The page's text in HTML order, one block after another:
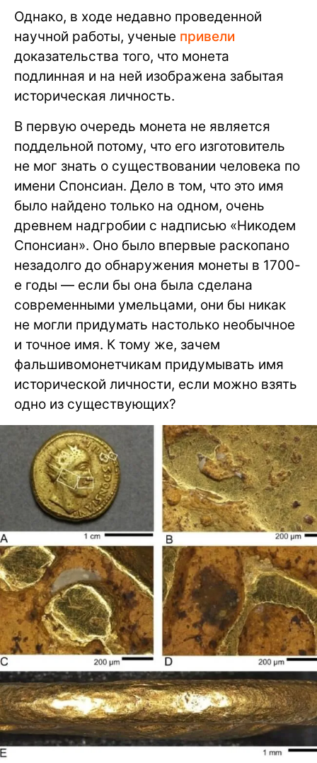
Однако, в ходе недавно проведенной
научной работы, ученые привели
доказательства того, что монета
подлинная и на ней изображена забытая
историческая личность.
В первую очередь монета не является
поддельной потому, что его изготовитель
не мог знать о существовании человека по
имени Спонсиан. Дело в том, что это имя
было найдено только на одном, очень
древнем надгробии с надписью «Никодем
Спонсиан». Оно было впервые раскопано
незадолго до обнаружения монеты в 1700-
е годы — если бы она была сделана
современными умельцами, они бы никак
не могли придумать настолько необычное
и точное имя. К тому же, зачем
фальшивомонетчикам придумывать имя
исторической личности, если можно взять
одно из существующих?